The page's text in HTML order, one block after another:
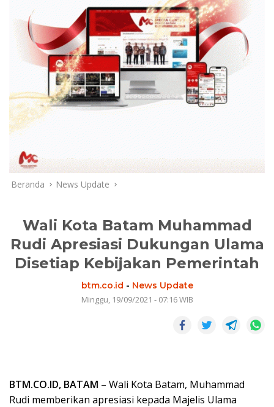
Beranda News Update
Wali Kota Batam Muhammad
Rudi Apresiasi Dukungan Ulama
Disetiap Kebijakan Pemerintah
btm.co.id - News Update
Minggu, 19/09/2021 - 07:16 WIB
BTM.CO.ID, BATAM – Wali Kota Batam, Muhammad
Rudi memberikan apresiasi kepada Majelis Ulama